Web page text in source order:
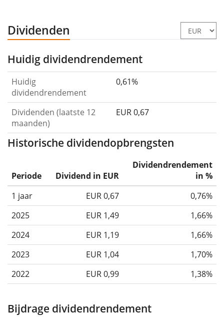
Dividenden
Huidig dividendrendement
Huidig
dividendrendement
0,61%
Dividenden (laatste 12
maanden)
EUR 0,67
Historische dividendopbrengsten
Periode Dividend in EUR
Dividendrendement
in %
1 jaar
EUR 0,67
0,76%
2025
EUR 1,49
1,66%
2024
EUR 1,19
1,66%
2023
EUR 1,04
1,70%
2022
EUR 0,99 1,38%
Bijdrage dividendrendement